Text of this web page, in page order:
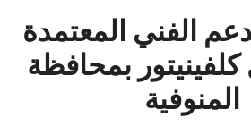
الفني المعتمدة
بمحافظة
المنوفية